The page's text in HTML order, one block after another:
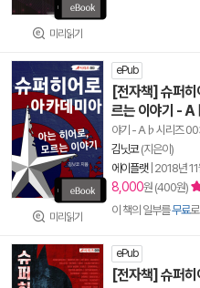
미리읽기
미리읽기
ePub
[전자책] 슈퍼히
르는 이야기 -
야기 - A♭시리즈
김닛코(지은이)
에이플랫| 2018년
8,000원 (400원)
이 책의 일부를무료
ePub
[전자책] 슈퍼히